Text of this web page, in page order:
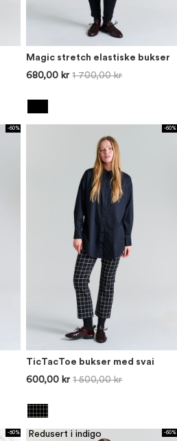
Magic stretch elastiske bukser
680,00 kr 1 700,00 kr
-60% -60%
TicTacToe bukser med svai
600,00 kr 1 500,00 kr
-50% -60%
Redusert i indigo